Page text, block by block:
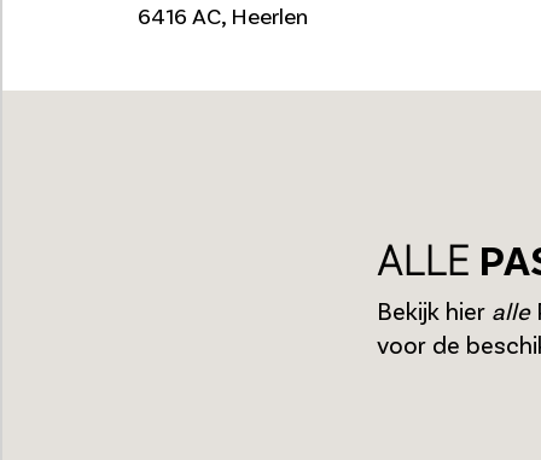
6416 AC, Heerlen
ALLE
Bekijk hier alle
voor de